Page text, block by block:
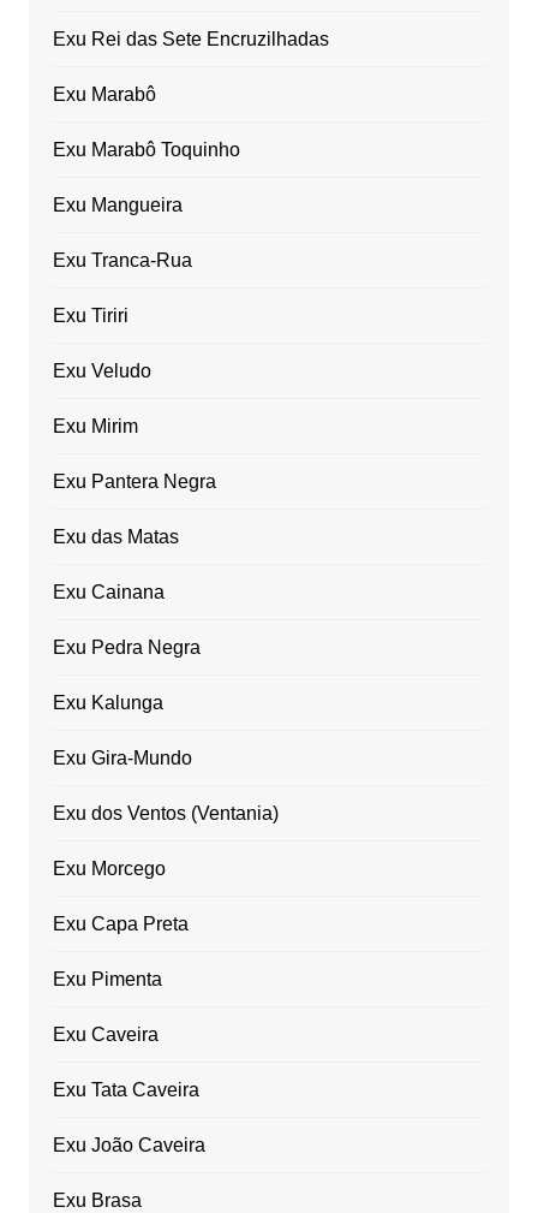
Exu Rei das Sete Encruzilhadas
Exu Marabô
Exu Marabô Toquinho
Exu Mangueira
Exu Tranca-Rua
Exu Tiriri
Exu Veludo
Exu Mirim
Exu Pantera Negra
Exu das Matas
Exu Cainana
Exu Pedra Negra
Exu Kalunga
Exu Gira-Mundo
Exu dos Ventos (Ventania)
Exu Morcego
Exu Capa Preta
Exu Pimenta
Exu Caveira
Exu Tata Caveira
Exu João Caveira
Exu Brasa